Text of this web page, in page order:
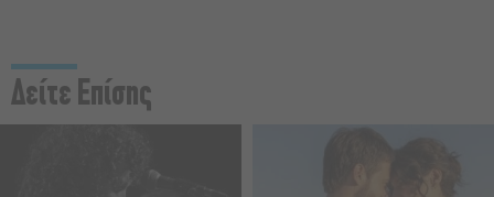
Δείτε Επίσης